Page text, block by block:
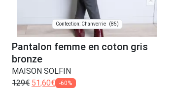
Confection: Chanverrie (85)
Pantalon femme en coton gris
bronze
MAISON SOLFIN
129€ 51,60€ -60%